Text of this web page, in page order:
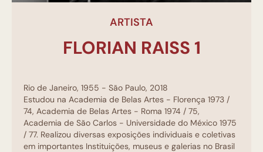
ARTISTA
FLORIAN RAISS 1
Rio de Janeiro, 1955 - São Paulo, 2018
Estudou na Academia de Belas Artes - Florença 1973 /
74, Academia de Belas Artes - Roma 1974 / 75,
Academia de São Carlos - Universidade do México 1975
/ 77. Realizou diversas exposições individuais e coletivas
em importantes Instituições, museus e galerias no Brasil